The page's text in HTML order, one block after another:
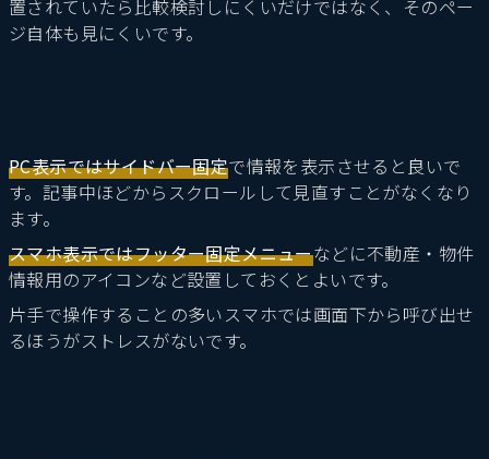
置されていたら比較検討しにくいだけではなく、そのペー
ジ自体も見にくいです。
PC表示ではサイドバー固定で情報を表示させると良いで
す。記事中ほどからスクロールして見直すことがなくなり
ます。
スマホ表示ではフッター固定メニューなどに不動産・物件
情報用のアイコンなど設置しておくとよいです。
片手で操作することの多いスマホでは画面下から呼び出せ
るほうがストレスがないです。